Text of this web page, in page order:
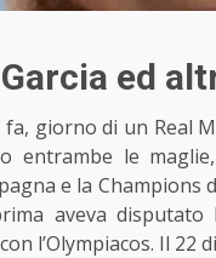
ed
giorno di un Real
entrambe le
e la Champions
aveva
l’Olympiacos. Il 22